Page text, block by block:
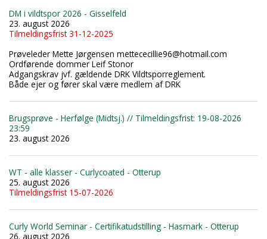
DM i vildtspor 2026 - Gisselfeld
23. august 2026
Tilmeldingsfrist 31-12-2025
Prøveleder Mette Jørgensen mettececillie96@hotmail.com
Ordførende dommer Leif Stonor
Adgangskrav jvf. gældende DRK Vildtsporreglement.
Både ejer og fører skal være medlem af DRK
Brugsprøve - Herfølge (Midtsj.) // Tilmeldingsfrist: 19-08-2026
23:59
23. august 2026
WT - alle klasser - Curlycoated - Otterup
25. august 2026
Tilmeldingsfrist 15-07-2026
Curly World Seminar - Certifikatudstilling - Hasmark - Otterup
26. august 2026